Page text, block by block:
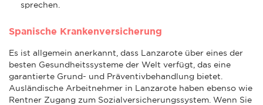
sprechen.
Spanische Krankenversicherung
Es ist allgemein anerkannt, dass Lanzarote über eines der
besten Gesundheitssysteme der Welt verfügt, das eine
garantierte Grund- und Präventivbehandlung bietet.
Ausländische Arbeitnehmer in Lanzarote haben ebenso wie
Rentner Zugang zum Sozialversicherungssystem. Wenn Sie